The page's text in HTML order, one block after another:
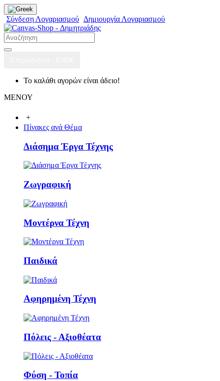
Σύνδεση Λογαριασμού Δημιουργία Λογαριασμού
Το καλάθι αγορών είναι άδειο!
ΜΕΝΟΥ
+
Πίνακες ανά Θέμα
Διάσημα Έργα Τέχνης
Ζωγραφική
Μοντέρνα Τέχνη
Παιδικά
Αφηρημένη Τέχνη
Πόλεις - Αξιοθέατα
Φύση - Τοπία